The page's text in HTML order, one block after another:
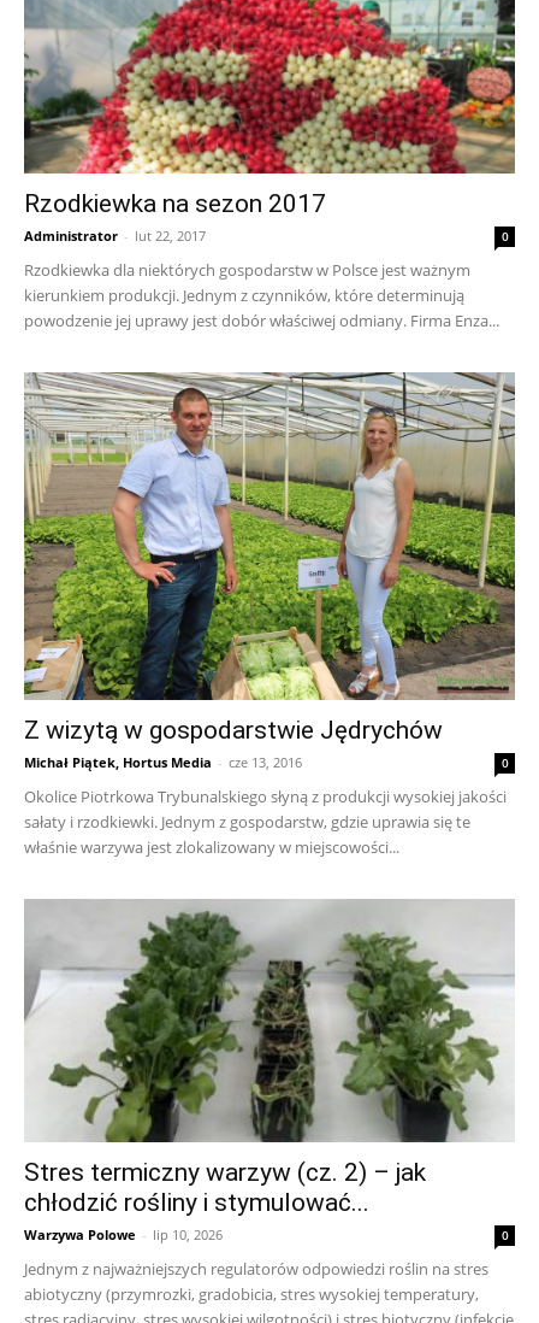
Rzodkiewka na sezon 2017
Administrator - lut 22, 2017 0
Rzodkiewka dla niektórych gospodarstw w Polsce jest ważnym
kierunkiem produkcji. Jednym z czynników, które determinują
powodzenie jej uprawy jest dobór właściwej odmiany. Firma Enza...
Z wizytą w gospodarstwie Jędrychów
Michał Piątek, Hortus Media - cze 13, 2016 0
Okolice Piotrkowa Trybunalskiego słyną z produkcji wysokiej jakości
sałaty i rzodkiewki. Jednym z gospodarstw, gdzie uprawia się te
właśnie warzywa jest zlokalizowany w miejscowości...
Stres termiczny warzyw (cz. 2) – jak
chłodzić rośliny i stymulować...
Warzywa Polowe - lip 10, 2026 0
Jednym z najważniejszych regulatorów odpowiedzi roślin na stres
abiotyczny (przymrozki, gradobicia, stres wysokiej temperatury,